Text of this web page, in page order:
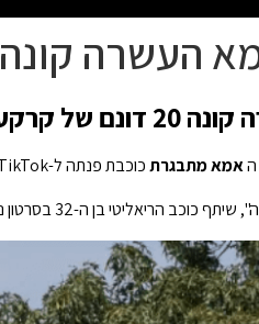
20 דונם של קרקע בדלאוור
בדלאוור
האמא מתבגרתכוכבת פנתה ל-TikTok ב-19 ביולי כדי להודיע ​​שהיא נסגרה זה עתה על חלקת אדמה משמעותית של 20 דונם.